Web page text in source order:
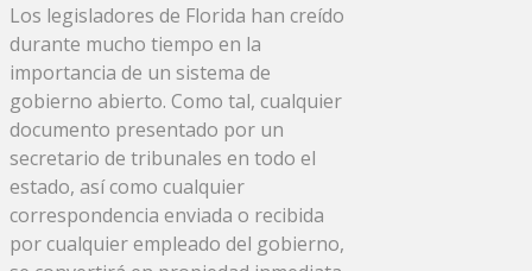
Los legisladores de Florida han creído
durante mucho tiempo en la
importancia de un sistema de
gobierno abierto. Como tal, cualquier
documento presentado por un
secretario de tribunales en todo el
estado, así como cualquier
correspondencia enviada o recibida
por cualquier empleado del gobierno,